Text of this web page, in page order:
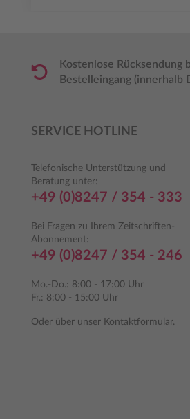
Kostenlose Rücksendung
Bestelleingang (innerhalb
SERVICE HOTLINE
Telefonische Unterstützung und
Beratung unter:
+49 (0)8247 / 354 - 333
Bei Fragen zu Ihrem Zeitschriften-
Abonnement:
+49 (0)8247 / 354 - 246
Mo.-Do.: 8:00 - 17:00 Uhr
Fr.: 8:00 - 15:00 Uhr
Oder über unser Kontaktformular.